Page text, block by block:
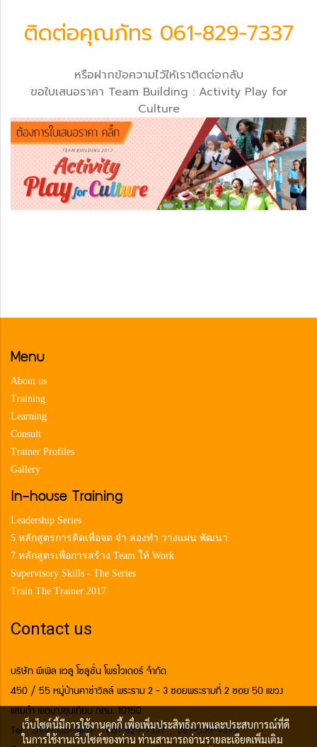
ติดต่อคุณภัทร 061-829-7337
หรือฝากข้อความไว้ให้เราติดต่อกลับ
ขอใบเสนอราคา Team Building : Activity Play for
Culture
Menu
About us
Training
Learning
Consult
Trainer Profiles
Gallery
In-house Training
Leadership Series
5 หลักสูตรการคิดเพื่อจด จำ ลองทำ วางแผน พัฒนา
7 หลักสูตรเพื่อการสร้าง Team ให้ Work
Supervisory Skills - The Series
Train The Trainer 2017
Contact us
บริษัท พีเพิล แวลู โซลูชั่น โพรไวเดอร์ จำกัด
450 / 55 หมู่บ้านคาซ่าวิลล์ พระราม 2 - 3 ซอยพระรามที่ 2 ซอย 50 แขวง
แสมดำ เขตบางขุนเทียน กทม. 10150
Tel. 099-336-3839 , 061-829-7337 , 087-535-9393
เว็บไซต์นี้มีการใช้งานคุกกี้ เพื่อเพิ่มประสิทธิภาพและประสบการณ์ที่ดี
ในการใช้งานเว็บไซต์ของท่าน ท่านสามารถอ่านรายละเอียดเพิ่มเติม